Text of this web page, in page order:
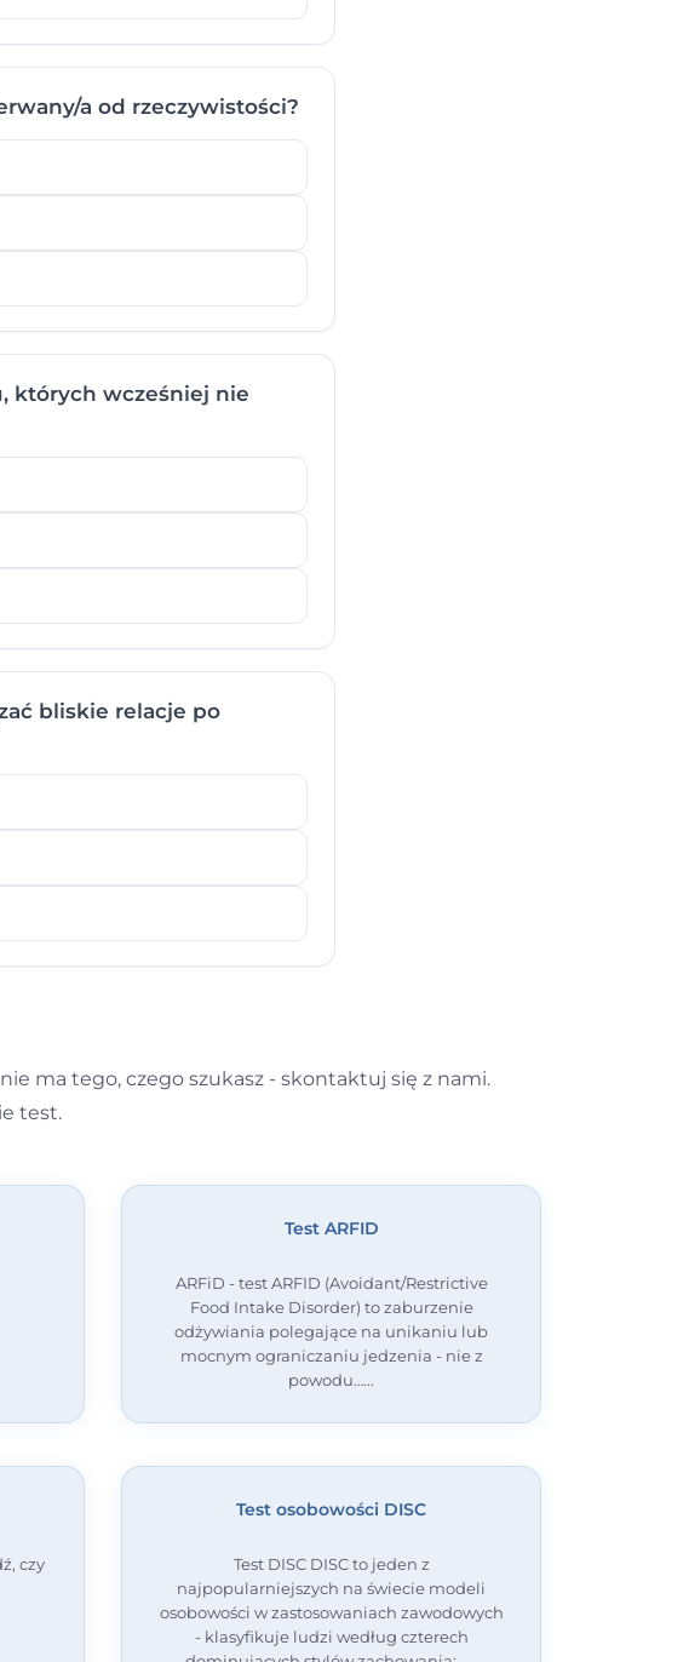
a od rzeczywistości?
których wcześniej nie
bliskie relacje po
ma tego, czego szukasz - skontaktuj się z nami.
test.
Test ARFID
ARFiD - test ARFID (Avoidant/Restrictive
Food Intake Disorder) to zaburzenie
odżywiania polegające na unikaniu lub
mocnym ograniczaniu jedzenia - nie z
powodu…
czy
Test osobowości DISC
Test DISC DISC to jeden z
najpopularniejszych na świecie modeli
osobowości w zastosowaniach zawodowych
- klasyfikuje ludzi według czterech